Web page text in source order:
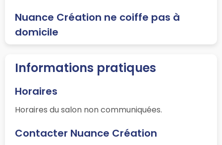
Nuance Création ne coiffe pas à
domicile
Informations pratiques
Horaires
Horaires du salon non communiquées.
Contacter Nuance Création